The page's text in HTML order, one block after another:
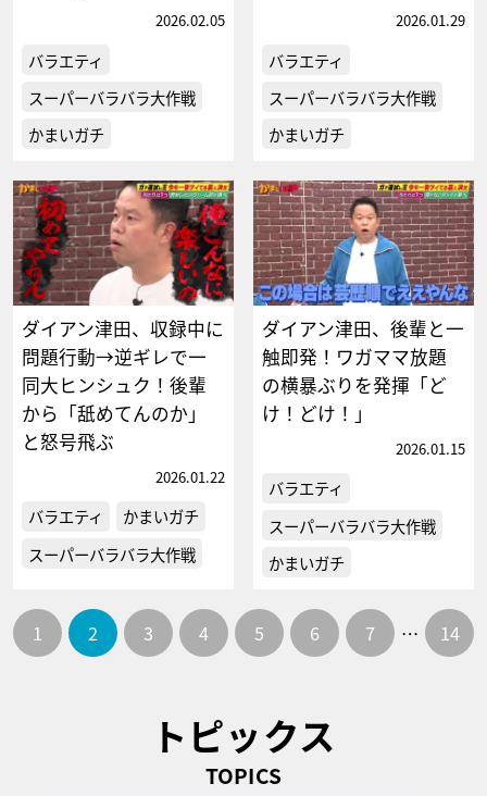
2026.02.05
バラエティ
スーパーバラバラ大作戦
かまいガチ
2026.01.29
バラエティ
スーパーバラバラ大作戦
かまいガチ
ダイアン津田、収録中に
問題行動→逆ギレで一
同大ヒンシュク！後輩
から「舐めてんのか」
と怒号飛ぶ
2026.01.22
バラエティ
かまいガチ
スーパーバラバラ大作戦
ダイアン津田、後輩と一
触即発！ワガママ放題
の横暴ぶりを発揮「ど
け！どけ！」
2026.01.15
バラエティ
スーパーバラバラ大作戦
かまいガチ
1 2 3 4 5 6 7 … 14
トピックス
TOPICS